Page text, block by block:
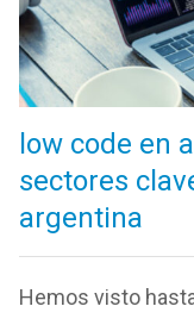
low code en
sectores
argentina
Hemos visto